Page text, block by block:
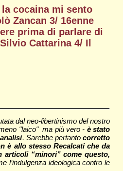
cocaina mi sento
Zancan 3/ 16enne
prima di parlare di
Cattarina 4/ Il
dal neo-libertinismo del nostro
"laico" ma più vero - è stato
. Sarebbe pertantocorretto
è allo stesso Recalcati che da
articoli “minori” come questo,
l’indulgenza ideologica contro le